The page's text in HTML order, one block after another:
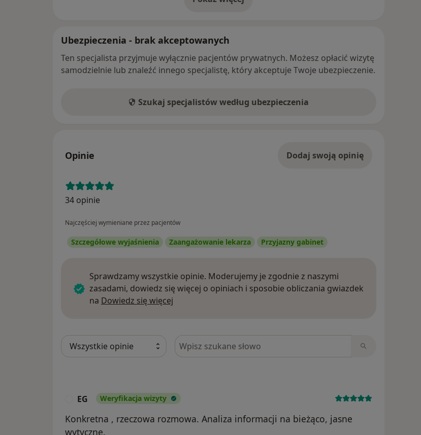
o adresie
Ubezpieczenia - brak akceptowanych
Ten specjalista przyjmuje wyłącznie pacjentów prywatnych. Możesz opłacić wizytę
samodzielnie lub znaleźć innego specjalistę, który akceptuje Twoje ubezpieczenie.
Szukaj specjalistów według ubezpieczenia
Opinie Dodaj swoją opinię
34 opinie
Najczęściej wymieniane przez pacjentów
Szczegółowe wyjaśnienia Zaangażowanie lekarza Przyjazny gabinet
Sprawdzamy wszystkie opinie. Moderujemy je zgodnie z naszymi
zasadami, dowiedz się więcej o opiniach i sposobie obliczania gwiazdek
na Dowiedz się więcej
Szukaj w opiniach
EG Weryfikacja wizyty
Konkretna , rzeczowa rozmowa. Analiza informacji na bieżąco, jasne
wytyczne.